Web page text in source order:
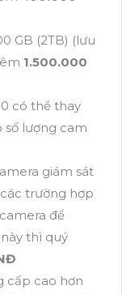
GB (2TB) (lưu
1.500.000
có thể thay
số lượng cam
giám sát
trường hợp
để
thì quý
cấp cao hơn